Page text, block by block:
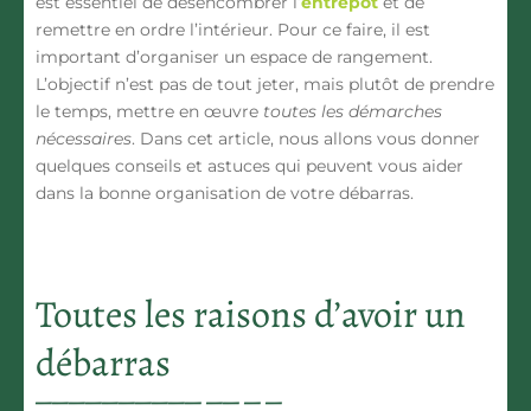
remettre en ordre l’intérieur. Pour ce faire, il est
important d’organiser un espace de rangement.
L’objectif n’est pas de tout jeter, mais plutôt de prendre
le temps, mettre en œuvre toutes les démarches
nécessaires. Dans cet article, nous allons vous donner
quelques conseils et astuces qui peuvent vous aider
dans la bonne organisation de votre débarras.
Toutes les raisons d’avoir un
débarras